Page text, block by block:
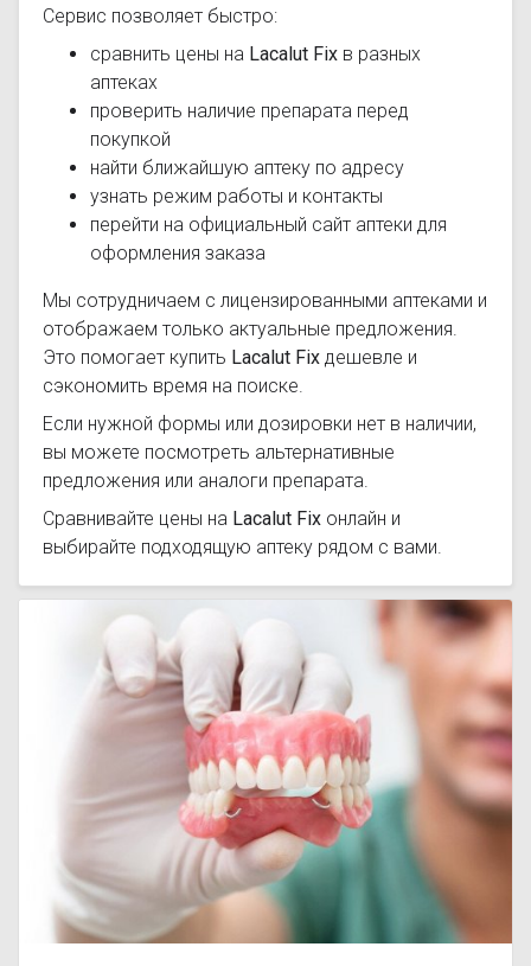
Сервис позволяет быстро:
сравнить цены на Lacalut Fix в разных
аптеках
проверить наличие препарата перед
покупкой
найти ближайшую аптеку по адресу
узнать режим работы и контакты
перейти на официальный сайт аптеки для
оформления заказа
Мы сотрудничаем с лицензированными аптеками и
отображаем только актуальные предложения.
Это помогает купить Lacalut Fix дешевле и
сэкономить время на поиске.
Если нужной формы или дозировки нет в наличии,
вы можете посмотреть альтернативные
предложения или аналоги препарата.
Сравнивайте цены на Lacalut Fix онлайн и
выбирайте подходящую аптеку рядом с вами.